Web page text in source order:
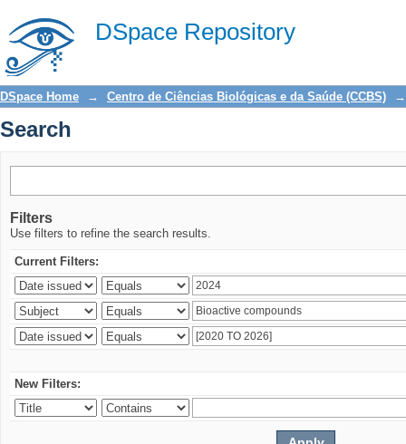
DSpace Repository
Search
DSpace Home → Centro de Ciências Biológicas e da Saúde (CCBS) →
Search
Filters
Use filters to refine the search results.
Current Filters:
New Filters: